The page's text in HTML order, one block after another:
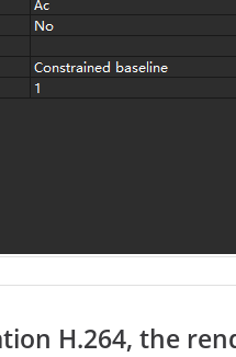
H.264, the